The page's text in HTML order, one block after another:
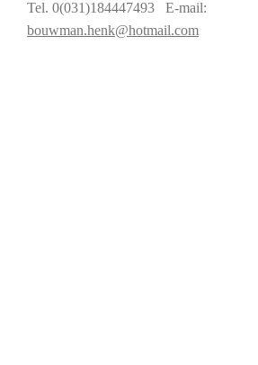
Tel. 0(031)184447493 E-mail:
bouwman.henk@hotmail.com